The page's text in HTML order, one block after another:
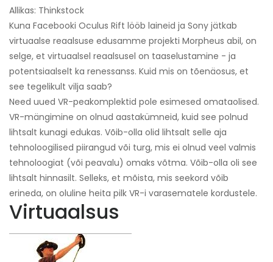
Allikas: Thinkstock
Kuna Facebooki Oculus Rift lööb laineid ja Sony jätkab
virtuaalse reaalsuse edusamme projekti Morpheus abil, on
selge, et virtuaalsel reaalsusel on taaselustamine - ja
potentsiaalselt ka renessanss. Kuid mis on tõenäosus, et
see tegelikult vilja saab?
Need uued VR-peakomplektid pole esimesed omataolised.
VR-mängimine on olnud aastakümneid, kuid see polnud
lihtsalt kunagi edukas. Võib-olla olid lihtsalt selle aja
tehnoloogilised piirangud või turg, mis ei olnud veel valmis
tehnoloogiat (või peavalu) omaks võtma. Võib-olla oli see
lihtsalt hinnasilt. Selleks, et mõista, mis seekord võib
erineda, on oluline heita pilk VR-i varasematele kordustele.
Virtuaalsus